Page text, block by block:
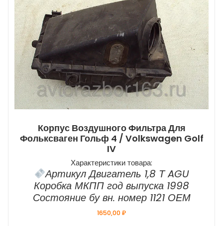
Корпус Воздушного Фильтра Для
Фольксваген Гольф 4 / Volkswagen Golf
IV
Характеристики товара:
Артикул Двигатель 1,8 Т AGU
Коробка МКПП год выпуска 1998
Состояние бу вн. номер 1121 ОЕМ
1650,00₽